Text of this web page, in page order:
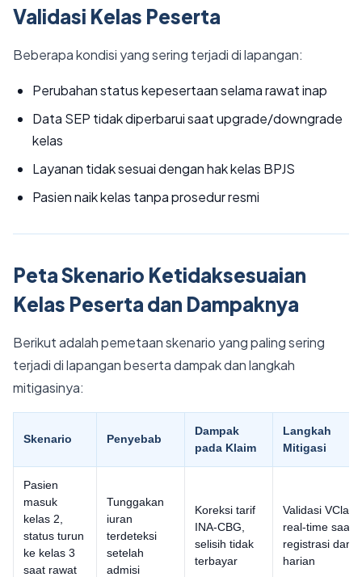
Validasi Kelas Peserta
Beberapa kondisi yang sering terjadi di lapangan:
Perubahan status kepesertaan selama rawat inap
Data SEP tidak diperbarui saat upgrade/downgrade
kelas
Layanan tidak sesuai dengan hak kelas BPJS
Pasien naik kelas tanpa prosedur resmi
Peta Skenario Ketidaksesuaian
Kelas Peserta dan Dampaknya
Berikut adalah pemetaan skenario yang paling sering
terjadi di lapangan beserta dampak dan langkah
mitigasinya:
Skenario Penyebab
Dampak
pada Klaim
Langkah
Mitigasi
Pasien
masuk
kelas 2,
status turun
ke kelas 3
saat rawat
Tunggakan
iuran
terdeteksi
setelah
admisi
Koreksi tarif
INA-CBG,
selisih tidak
terbayar
Validasi VClaim
real-time saat
registrasi dan
harian